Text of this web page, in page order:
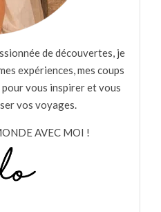
de découvertes, je
expériences, mes coups
vous inspirer et vous
vos voyages.
AVEC MOI !